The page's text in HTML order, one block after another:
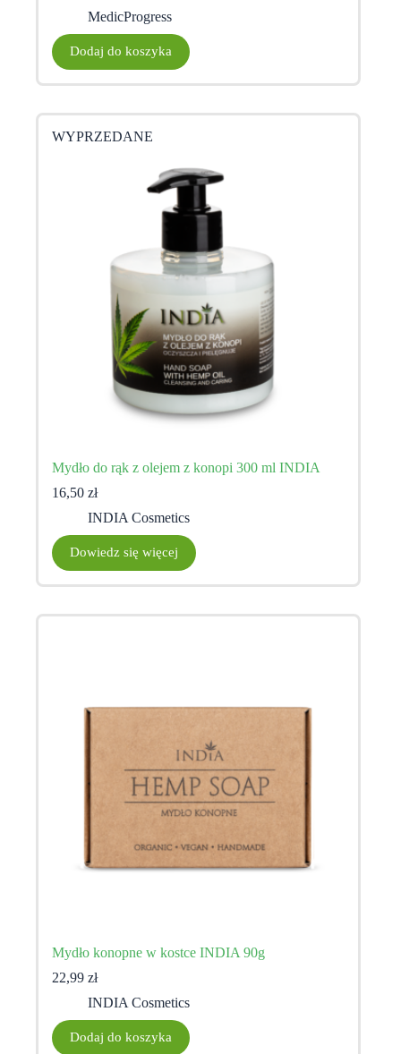
MedicProgress
Dodaj do koszyka
WYPRZEDANE
Mydło do rąk z olejem z konopi 300 ml INDIA
16,50 zł
INDIA Cosmetics
Dowiedz się więcej
Mydło konopne w kostce INDIA 90g
22,99 zł
INDIA Cosmetics
Dodaj do koszyka